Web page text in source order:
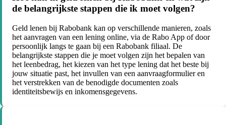
de belangrijkste stappen die ik moet volgen?
Geld lenen bij Rabobank kan op verschillende manieren, zoals
het aanvragen van een lening online, via de Rabo App of door
persoonlijk langs te gaan bij een Rabobank filiaal. De
belangrijkste stappen die je moet volgen zijn het bepalen van
het leenbedrag, het kiezen van het type lening dat het beste bij
jouw situatie past, het invullen van een aanvraagformulier en
het verstrekken van de benodigde documenten zoals
identiteitsbewijs en inkomensgegevens.